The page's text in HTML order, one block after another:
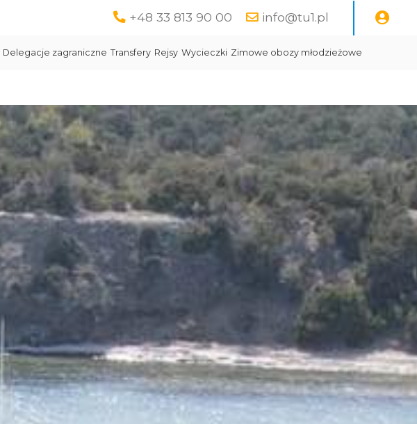
+48 33 813 90 00 info@tu1.pl
Delegacje zagraniczne Transfery Rejsy Wycieczki Zimowe obozy młodzieżowe